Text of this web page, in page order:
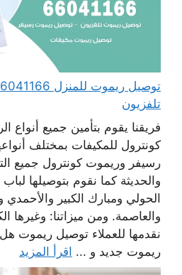
تلفزيون
فريقنا يقوم بتأمين جميع أنواع
كونترول للمكيفات بمختلف
رسيفر وريموت كونترول جميع
والحديثة كما نقوم بتوصيلها
الحولي ومبارك الكبير والأحمدي
والعاصمة. ومن ميزاتنا: وغيرها
نقدمها للعملاء توصيل ريموت
ريموت جديد و ... اقرأ المزيد